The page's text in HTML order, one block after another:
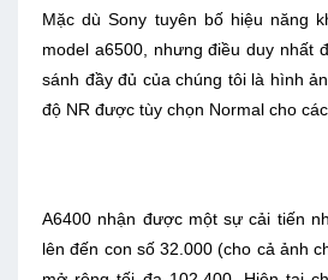
Mặc dù Sony tuyên bố hiệu năng
model a6500, nhưng điều duy nhất
sánh đầy đủ của chúng tôi là hình
độ NR được tùy chọn Normal cho các
A6400 nhận được một sự cải tiến
lên đến con số 32.000 (cho cả ảnh